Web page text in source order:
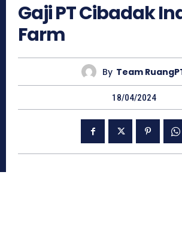
Gaji PT Cibadak
Farm
By Team
18/04/2024